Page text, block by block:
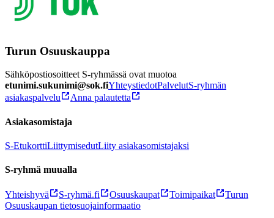
Turun Osuuskauppa
Sähköpostiosoitteet S-ryhmässä ovat muotoa
etunimi.sukunimi@sok.fiYhteystiedotPalvelutS-ryhmän
asiakaspalvelu
Anna palautetta
Asiakasomistaja
S-EtukorttiLiittymisedutLiity asiakasomistajaksi
S-ryhmä muualla
Yhteishyvä S-ryhmä.fi Osuuskaupat Toimipaikat
Turun
Osuuskaupan tietosuojainformaatio